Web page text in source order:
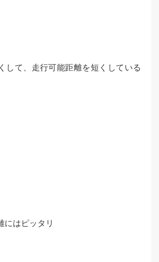
して、走行可能距離を短くしている
にはピッタリ